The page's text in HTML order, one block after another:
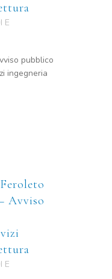
E
pubblico
ingegneria
Avviso
E